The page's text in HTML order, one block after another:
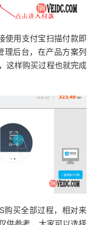
使用支付宝扫描付款即
后台，在产品方案列
这样购买过程也就完成
购买全部过程，相对来